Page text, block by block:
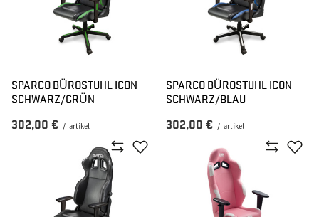
SPARCO BÜROSTUHL ICON
SCHWARZ/GRÜN
302,00 € / artikel
SPARCO BÜROSTUHL ICON
SCHWARZ/BLAU
302,00 € / artikel